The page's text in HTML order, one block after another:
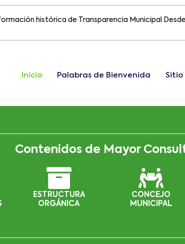
histórica de Transparencia Municipal Desde el22
Inicio Palabras de Bienvenida Sitio
Contenidos de Mayor
ESTRUCTURA
ORGÁNICA
CONCEJO
MUNICIPAL